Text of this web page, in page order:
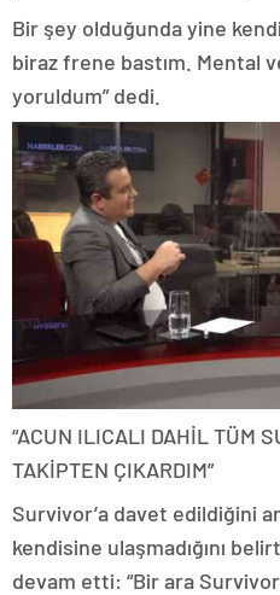
Bir şey olduğunda yine
biraz frene bastım. Mental
yoruldum” dedi.
“ACUN ILICALI DAHİL TÜM
TAKİPTEN ÇIKARDIM”
Survivor’a davet edildiğini
kendisine ulaşmadığını
devam etti: “Bir ara